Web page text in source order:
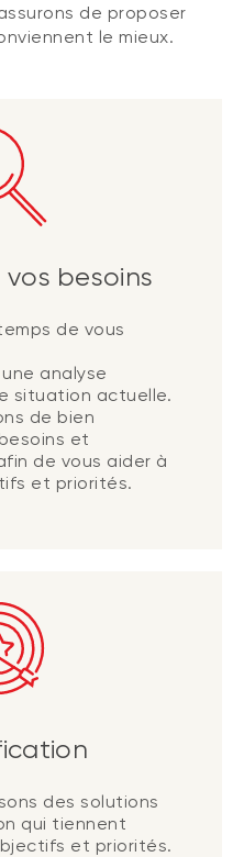
de proposer
le mieux.
vos besoins
de vous
analyse
situation actuelle.
de bien
et
de vous aider à
et priorités.
des solutions
qui tiennent
et priorités.